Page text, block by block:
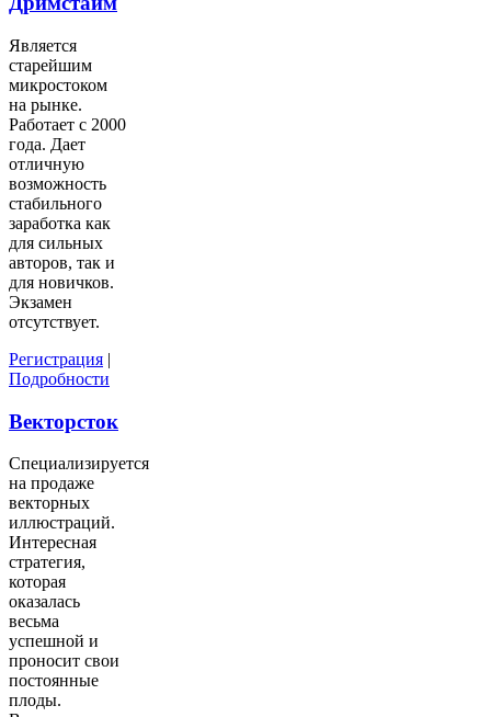
Является
старейшим
микростоком
на рынке.
Работает с 2000
года. Дает
отличную
возможность
стабильного
заработка как
для сильных
авторов, так и
для новичков.
Экзамен
отсутствует.
Регистрация |
Подробности
Векторсток
Специализируется
на продаже
векторных
иллюстраций.
Интересная
стратегия,
которая
оказалась
весьма
успешной и
проносит свои
постоянные
плоды.